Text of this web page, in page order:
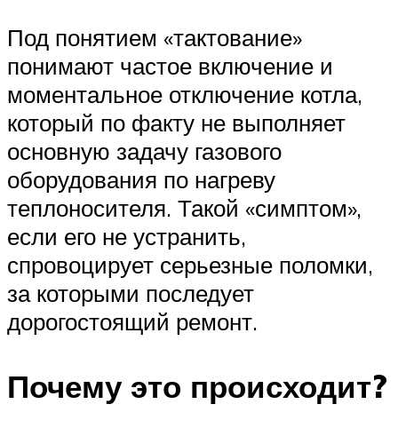
Под понятием «тактование»
понимают частое включение и
моментальное отключение котла,
который по факту не выполняет
основную задачу газового
оборудования по нагреву
теплоносителя. Такой «симптом»,
если его не устранить,
спровоцирует серьезные поломки,
за которыми последует
дорогостоящий ремонт.
Почему это происходит?